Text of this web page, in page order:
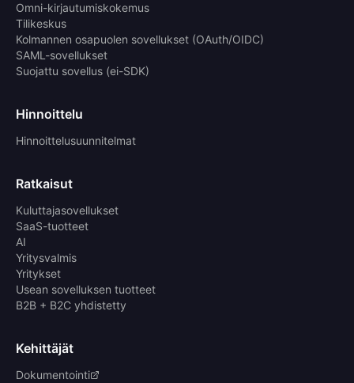
Omni-kirjautumiskokemus
Tilikeskus
Kolmannen osapuolen sovellukset (OAuth/OIDC)
SAML-sovellukset
Suojattu sovellus (ei-SDK)
Hinnoittelu
Hinnoittelusuunnitelmat
Ratkaisut
Kuluttajasovellukset
SaaS-tuotteet
AI
Yritysvalmis
Yritykset
Usean sovelluksen tuotteet
B2B + B2C yhdistetty
Kehittäjät
Dokumentointi